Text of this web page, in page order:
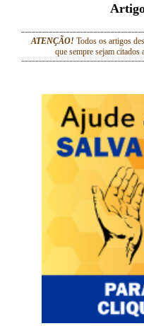
ATENÇÃO! Todos os artigos
que sempre sejam